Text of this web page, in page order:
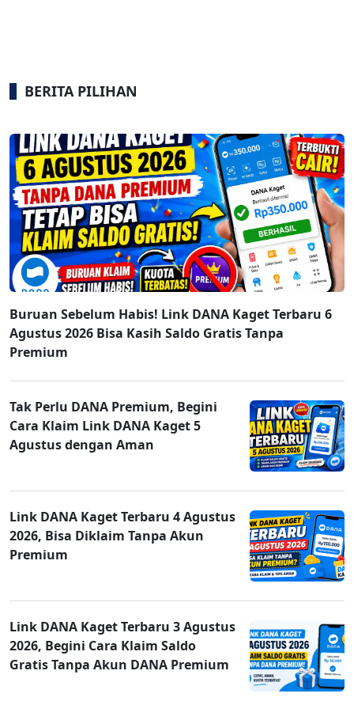
BERITA PILIHAN
Buruan Sebelum Habis! Link DANA Kaget Terbaru 6
Agustus 2026 Bisa Kasih Saldo Gratis Tanpa
Premium
Tak Perlu DANA Premium, Begini
Cara Klaim Link DANA Kaget 5
Agustus dengan Aman
Link DANA Kaget Terbaru 4 Agustus
2026, Bisa Diklaim Tanpa Akun
Premium
Link DANA Kaget Terbaru 3 Agustus
2026, Begini Cara Klaim Saldo
Gratis Tanpa Akun DANA Premium